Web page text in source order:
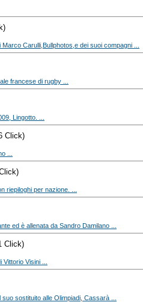
Carulli,Bullphotos,e dei suoi compagni ...
francese di rugby ...
Lingotto. ...
Click)
...
riepiloghi per nazione. ...
ed è allenata da Sandro Damilano ...
Click)
Visini ...
sostituito alle Olimpiadi, Cassarà ...